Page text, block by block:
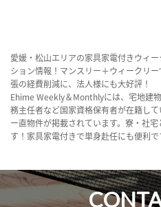
愛媛・松山エリアの家具家電付きウィ
ション情報！マンスリー＋ウィークリ
張の経費削減に、法人様にも大好評！
Ehime Weekly＆Monthlyには、宅地建
務主任者など国家資格保有者が在籍し
ー直物件が掲載されています。寮・社
す！家具家電付きで単身赴任にも便利で